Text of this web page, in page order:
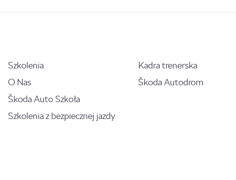
Szkolenia
O Nas
Škoda Auto Szkoła
Szkolenia z bezpiecznej jazdy
Kadra trenerska
Škoda Autodrom